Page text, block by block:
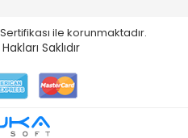
ile korunmaktadır.
Saklıdır